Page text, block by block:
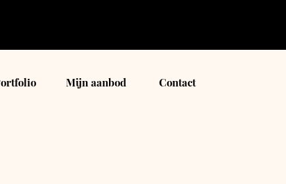
Mijn aanbod Contact